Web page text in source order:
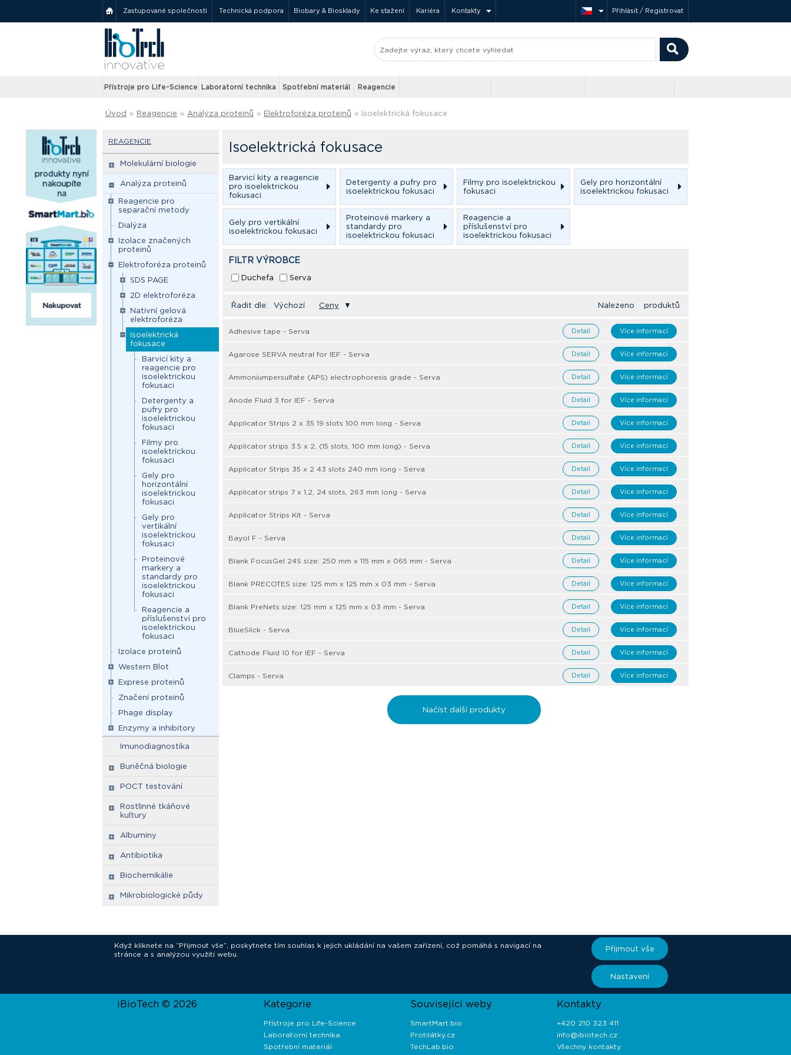
Zastupované společnosti Technická podpora Biobary & Biosklady Ke stažení Kariéra Kontakty Přihlásit / Registrovat
Přístroje pro Life-Science Laboratorní technika Spotřební materiál Reagencie
Úvod » Reagencie » Analýza proteinů » Elektroforéza proteinů » Isoelektrická fokusace
REAGENCIE
Molekulární biologie
Analýza proteinů
Reagencie pro
separační metody
Dialýza
Izolace značených
proteinů
Elektroforéza proteinů
SDS PAGE
2D elektroforéza
Nativní gelová
elektroforéza
Isoelektrická
fokusace
Barvicí kity a
reagencie pro
isoelektrickou
fokusaci
Detergenty a
pufry pro
isoelektrickou
fokusaci
Filmy pro
isoelektrickou
fokusaci
Gely pro
horizontální
isoelektrickou
fokusaci
Gely pro
vertikální
isoelektrickou
fokusaci
Proteinové
markery a
standardy pro
isoelektrickou
fokusaci
Reagencie a
příslušenství pro
isoelektrickou
fokusaci
Izolace proteinů
Western Blot
Exprese proteinů
Značení proteinů
Phage display
Enzymy a inhibitory
Imunodiagnostika
Buněčná biologie
POCT testování
Rostlinné tkáňové
kultury
Albuminy
Antibiotika
Biochemikálie
Mikrobiologické půdy
Isoelektrická fokusace
Barvicí kity a reagencie
pro isoelektrickou
fokusaci
Detergenty a pufry pro
isoelektrickou fokusaci
Filmy pro isoelektrickou
fokusaci
Gely pro horizontální
isoelektrickou fokusaci
Gely pro vertikální
isoelektrickou fokusaci
Proteinové markery a
standardy pro
isoelektrickou fokusaci
Reagencie a
příslušenství pro
isoelektrickou fokusaci
FILTR VÝROBCE
Duchefa Serva
Řadit dle: Výchozí Ceny ▼ Nalezeno produktů
Adhesive tape - Serva Více informací
Detail
Agarose SERVA neutral for IEF - Serva Více informací
Detail
Ammoniumpersulfate (APS) electrophoresis grade - Serva Více informací
Detail
Anode Fluid 3 for IEF - Serva Více informací
Detail
Applicator Strips 2 x 35 19 slots 100 mm long - Serva Více informací
Detail
Applicator strips 3.5 x 2, (15 slots, 100 mm long) - Serva Více informací
Detail
Applicator Strips 35 x 2 43 slots 240 mm long - Serva Více informací
Detail
Applicator strips 7 x 1,2, 24 slots, 263 mm long - Serva Více informací
Detail
Applicator Strips Kit - Serva Více informací
Detail
Bayol F - Serva Více informací
Detail
Blank FocusGel 24S size: 250 mm x 115 mm x 065 mm - Serva Více informací
Detail
Blank PRECOTES size: 125 mm x 125 mm x 03 mm - Serva Více informací
Detail
Blank PreNets size: 125 mm x 125 mm x 03 mm - Serva Více informací
Detail
BlueSlick - Serva Více informací
Detail
Cathode Fluid 10 for IEF - Serva Více informací
Detail
Clamps - Serva Více informací
Detail
Načíst další produkty
Když kliknete na “Přijmout vše”, poskytnete tím souhlas k jejich ukládání na vašem zařízení, což pomáhá s navigací na
stránce a s analýzou využití webu.
Přijmout vše
Nastavení
iBioTech © 2026 Kategorie
Přístroje pro Life-Science
Laboratorní technika
Spotřební materiál
Související weby
SmartMart.bio
Protilátky.cz
TechLab.bio
Kontakty
+420 210 323 411
info@ibiotech.cz
Všechny kontakty